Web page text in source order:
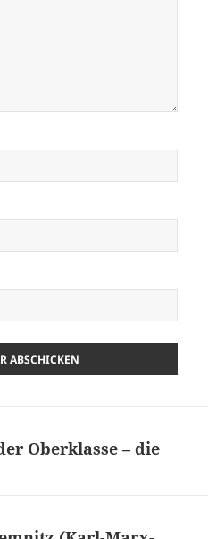
Oberklasse – die